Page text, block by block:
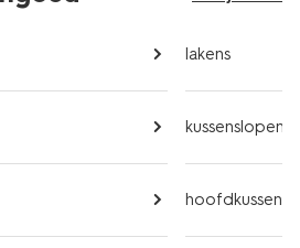
lakens
kussenslopen
hoofdkussens